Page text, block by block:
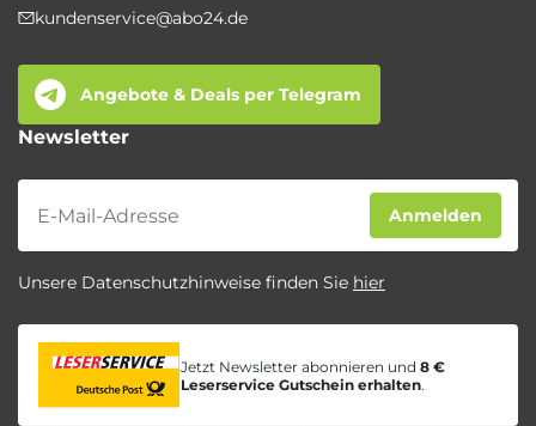
kundenservice@abo24.de
Angebote & Deals per Telegram
Newsletter
Newsletter
Anmelden
Unsere Datenschutzhinweise finden Sie hier
Jetzt Newsletter abonnieren und 8 €
Leserservice Gutschein erhalten.